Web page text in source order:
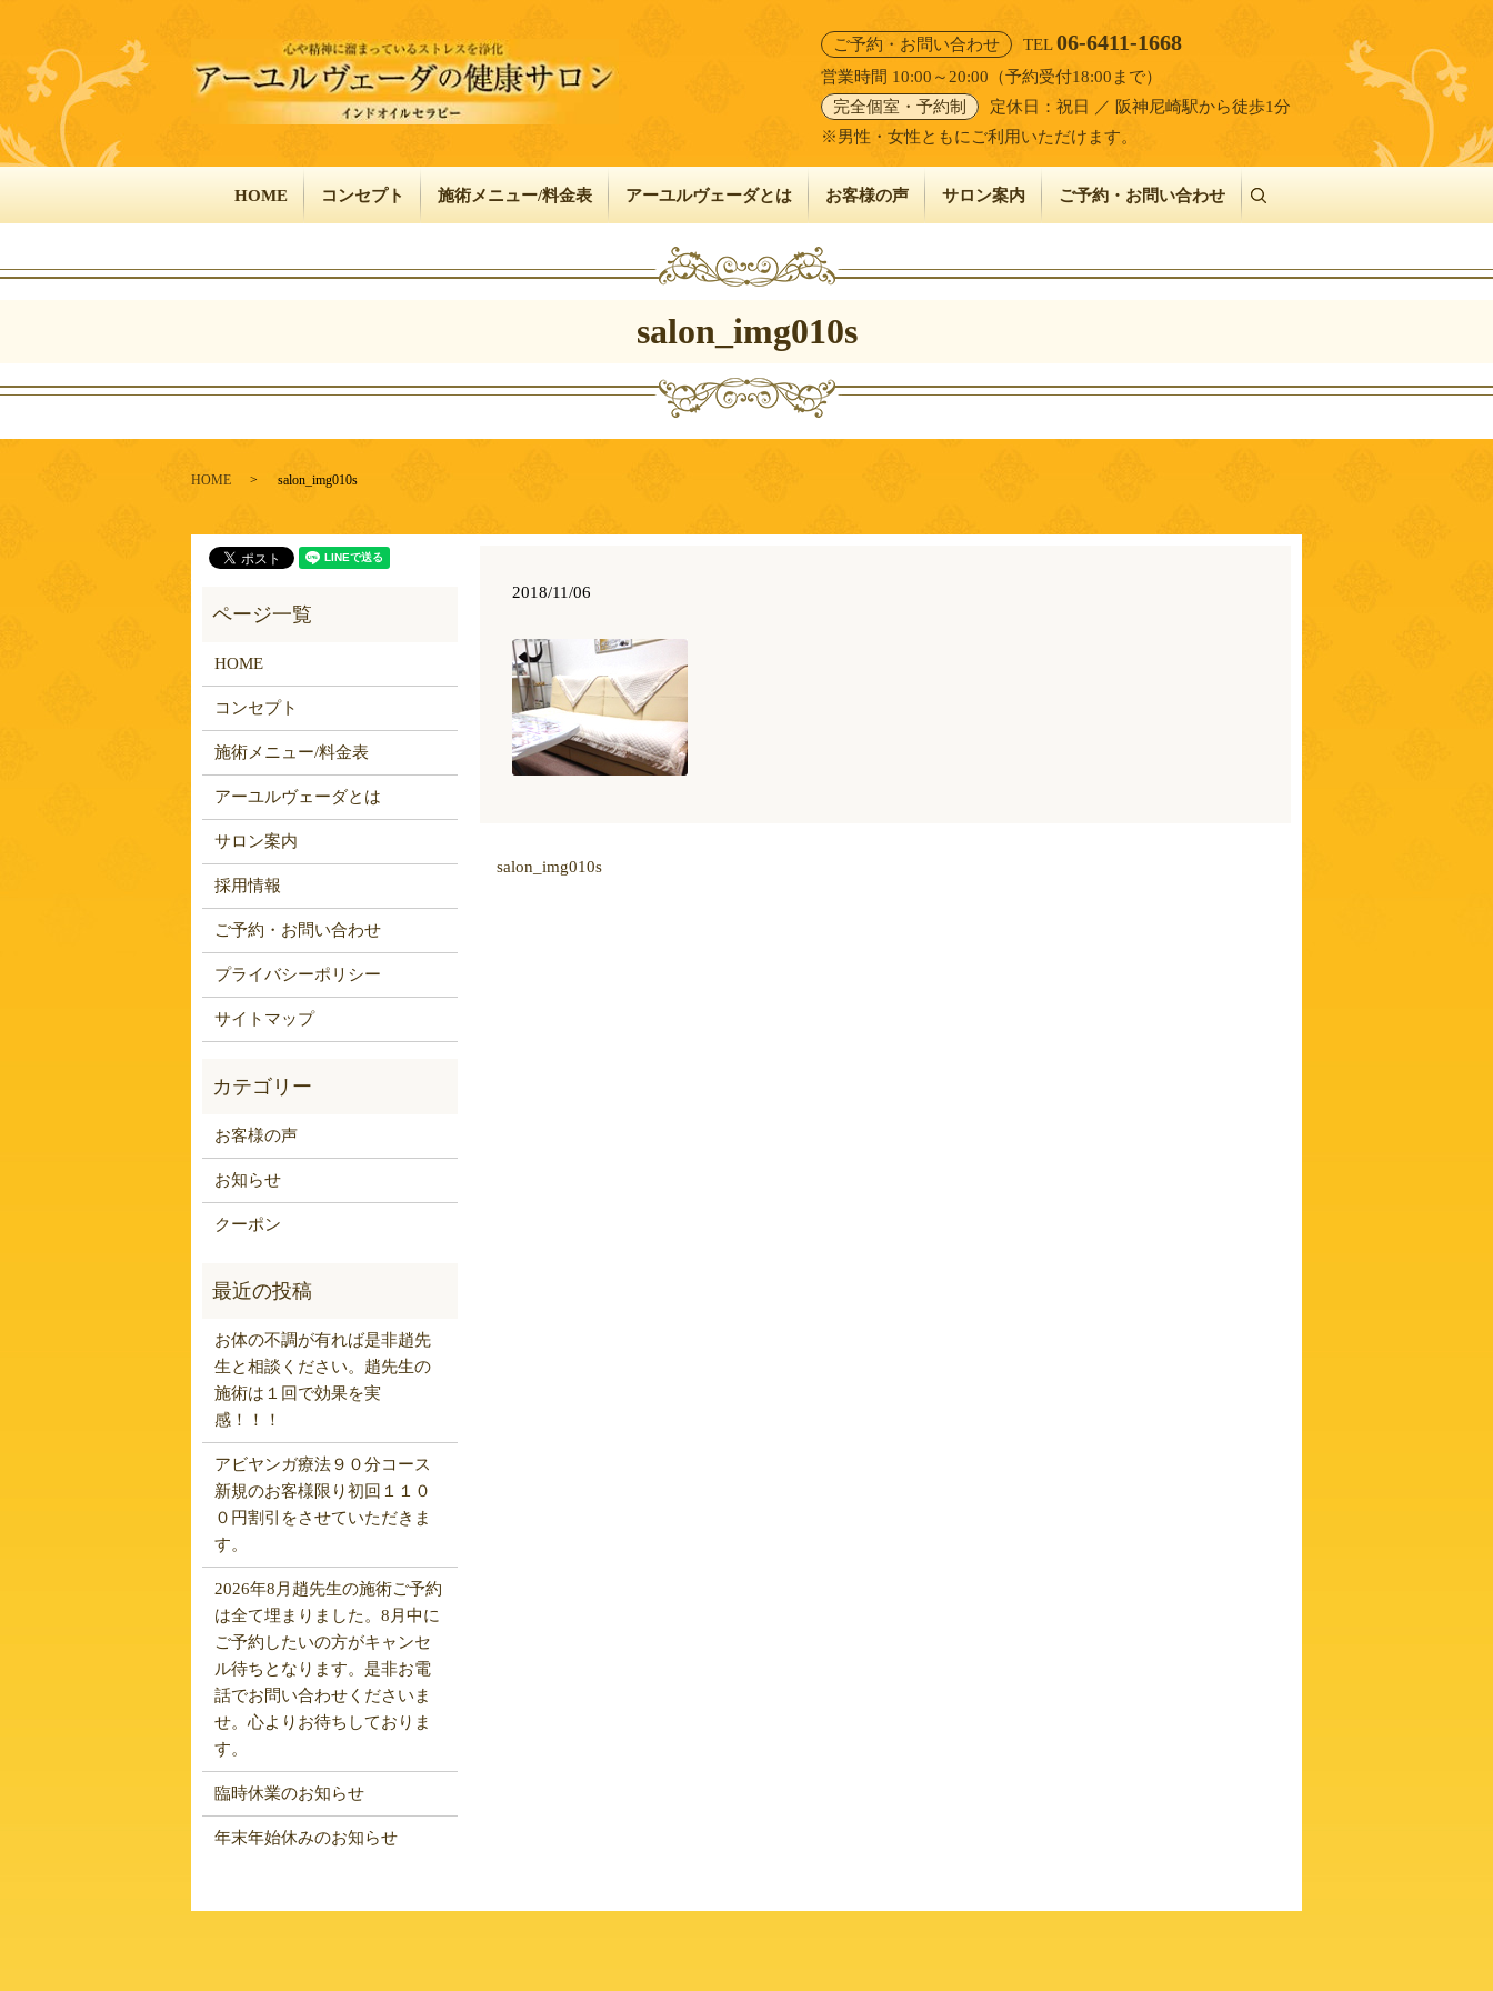
ご予約・お問い合わせ TEL06-6411-1668
営業時間 10:00～20:00（予約受付18:00まで）
完全個室・予約制
定休日：祝日 ／ 阪神尼崎駅から徒歩1分
※男性・女性ともにご利用いただけます。
HOME コンセプト 施術メニュー/料金表 アーユルヴェーダとは お客様の声 サロン案内 ご予約・お問い合わせ search
salon_img010s
HOME salon_img010s
HOME
コンセプト
施術メニュー/料金表
アーユルヴェーダとは
サロン案内
採用情報
ご予約・お問い合わせ
プライバシーポリシー
サイトマップ
お客様の声
お知らせ
クーポン
お体の不調が有れば是非趙先
生と相談ください。趙先生の
施術は１回で効果を実
感！！！
アビヤンガ療法９０分コース
新規のお客様限り初回１１０
０円割引をさせていただきま
す。
2026年8月趙先生の施術ご予約
は全て埋まりました。8月中に
ご予約したいの方がキャンセ
ル待ちとなります。是非お電
話でお問い合わせくださいま
せ。心よりお待ちしておりま
す。
臨時休業のお知らせ
年末年始休みのお知らせ
2018/11/06
salon_img010s